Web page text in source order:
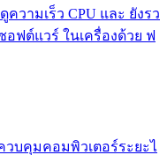
วามเร็ว CPU และ ยังรว
ฟต์แวร์ ในเครื่องด้วย ฟ
วบคุมคอมพิวเตอร์ระยะไ